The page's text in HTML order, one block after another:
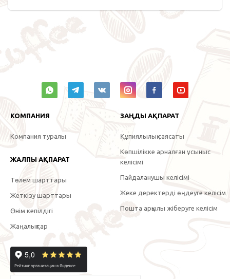
КОМПАНИЯ
Компания туралы
ЖАЛПЫ АҚПАРАТ
Төлем шарттары
Жеткізу шарттары
Өнім кепілдігі
Жаңалықтар
ЗАҢДЫ АҚПАРАТ
Құпиялылық саясаты
Көпшілікке арналған ұсыныс
келісімі
Пайдаланушы келісімі
Жеке деректерді өңдеуге келісім
Пошта арқылы жіберуге келісім